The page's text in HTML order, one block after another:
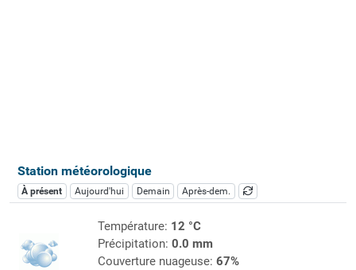
Station météorologique
À présent Aujourd'hui Demain Après-dem.
Température: 12 °C
Précipitation: 0.0 mm
Couverture nuageuse: 67%